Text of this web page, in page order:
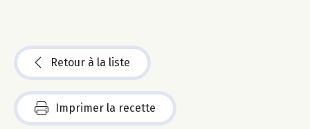
Retour à la liste
Imprimer la recette